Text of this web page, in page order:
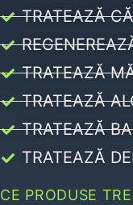
TRATEAZĂ
TRATEAZĂ
TRATEAZĂ
TRATEAZĂ
TRATEAZĂ
CE PRODUSE